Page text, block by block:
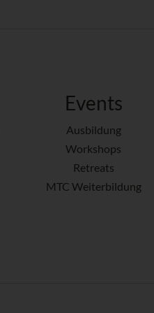
Events
Ausbildung
Workshops
Retreats
MTC Weiterbildung